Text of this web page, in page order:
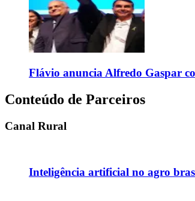
Flávio anuncia Alfredo Gaspar
Conteúdo de Parceiros
Canal Rural
Inteligência artificial no agro